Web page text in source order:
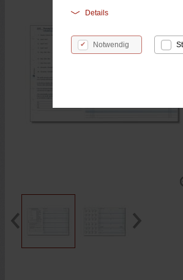
Details
Notwendig